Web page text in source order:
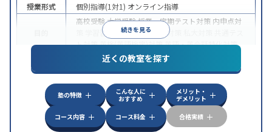
続きを見る
授業形式
個別指導(1対1) オンライン指導
高校受験大学受験授業・定期テスト対策 内申点対
学習習慣の定着国公立大対策
ト対策英検(英語検定)対策英語・英会話特化対策
特徴
中高一貫校生に対応授業の振替可能
学習にPC・タブレットを利用オンライン対応1
科目から受講可能
近くの教室を探す
塾の特徴
こんな人に
おすすめ
メリット・
デメリット
コース内容
コース料金 合格実績